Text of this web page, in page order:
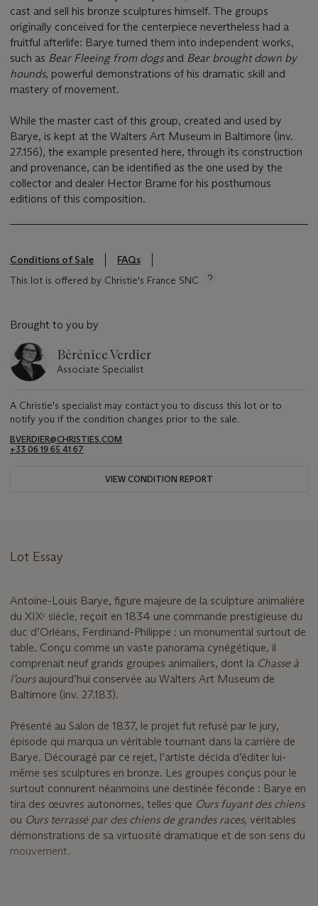
cast and sell his bronze sculptures himself. The groups
originally conceived for the centerpiece nevertheless had a
fruitful afterlife: Barye turned them into independent works,
such as Bear Fleeing from dogs and Bear brought down by
hounds, powerful demonstrations of his dramatic skill and
mastery of movement.
While the master cast of this group, created and used by
Barye, is kept at the Walters Art Museum in Baltimore (inv.
27.156), the example presented here, through its construction
and provenance, can be identified as the one used by the
collector and dealer Hector Brame for his posthumous
editions of this composition.
Conditions of Sale
FAQs
This lot is offered by Christie's France SNC
Brought to you by
Bérénice Verdier
Associate Specialist
A Christie's specialist may contact you to discuss this lot or to
notify you if the condition changes prior to the sale.
BVERDIER@CHRISTIES.COM
+33 06 19 65 41 67
VIEW CONDITION REPORT
Lot Essay
Antoine-Louis Barye, figure majeure de la sculpture animalière
du XIXᵉ siècle, reçoit en 1834 une commande prestigieuse du
duc d’Orléans, Ferdinand-Philippe : un monumental surtout de
table. Conçu comme un vaste panorama cynégétique, il
comprenait neuf grands groupes animaliers, dont la Chasse à
l’ours aujourd’hui conservée au Walters Art Museum de
Baltimore (inv. 27.183).
Présenté au Salon de 1837, le projet fut refusé par le jury,
épisode qui marqua un véritable tournant dans la carrière de
Barye. Découragé par ce rejet, l’artiste décida d’éditer lui-
même ses sculptures en bronze. Les groupes conçus pour le
surtout connurent néanmoins une destinée féconde : Barye en
tira des œuvres autonomes, telles que Ours fuyant des chiens
ou Ours terrassé par des chiens de grandes races, véritables
démonstrations de sa virtuosité dramatique et de son sens du
mouvement.